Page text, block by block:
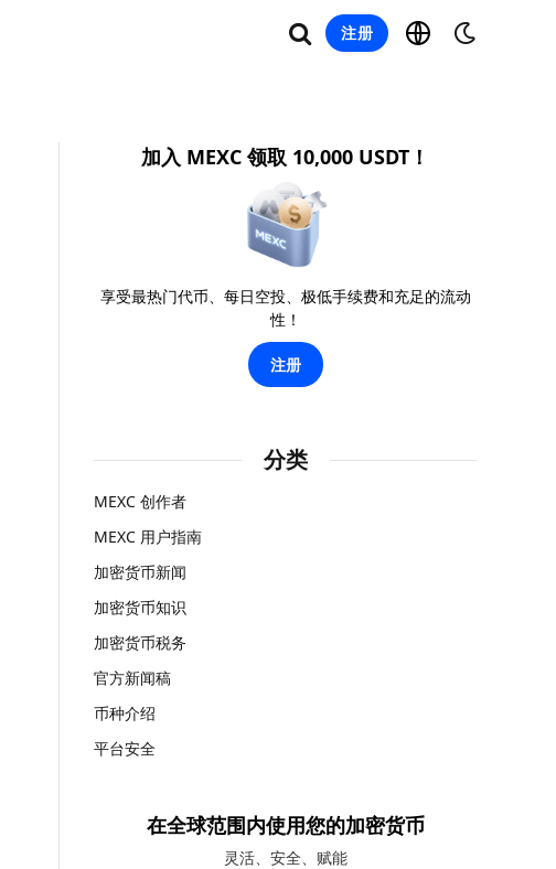
注册
加入 MEXC 领取 10,000 USDT！
享受最热门代币、每日空投、极低手续费和充足的流动
性！
注册
分类
MEXC 创作者
MEXC 用户指南
加密货币新闻
加密货币知识
加密货币税务
官方新闻稿
币种介绍
平台安全
在全球范围内使用您的加密货币
灵活、安全、赋能